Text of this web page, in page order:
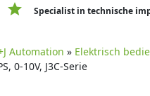
star Specialist in technische
Automation » Elektrisch
0-10V, J3C-Serie